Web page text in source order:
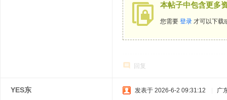
本帖子中包含更多
您需要 登录 才可以下载
回复
YES东 发表于 2026-6-2 09:31:12 广